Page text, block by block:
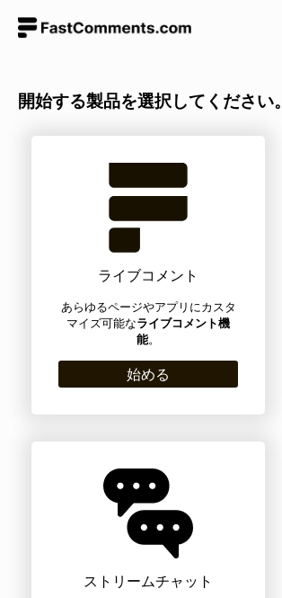
開始する製品を選択してください。
ライブコメント
あらゆるページやアプリにカスタ
マイズ可能なライブコメント機
能。
始める
ストリームチャット